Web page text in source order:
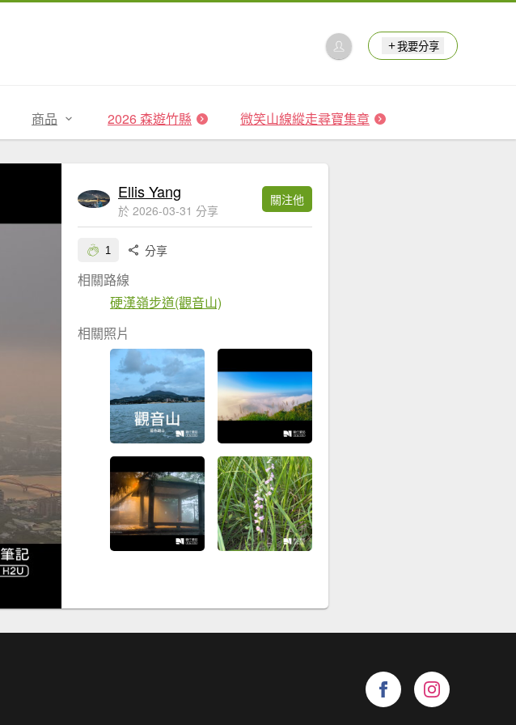
我要分享
商品 2026 森遊竹縣 微笑山線縱走尋寶集章
Ellis Yang
於 2026-03-31 分享
關注他
1 分享
相關路線
硬漢嶺步道(觀音山)
相關照片